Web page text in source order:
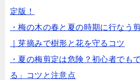
定版！
・梅の木の春と夏の時期に行なう
｜芽摘みで樹形と花を守るコツ
・夏の梅剪定は危険？初心者でも
る」コツと注意点